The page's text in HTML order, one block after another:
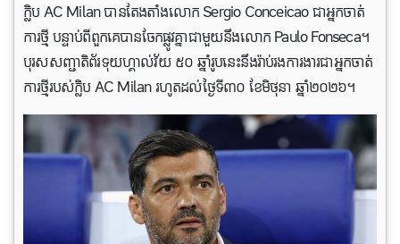
ក្លិប AC Milan បានតែងតាំងលោក Sergio Conceicao ជាអ្នកចាត់
ការថ្មី បន្ទាប់ពីពួកគេបានចែកផ្លូវគ្នាជាមួយនឹងលោក Paulo Fonseca។
បុរសសញ្ជាតិព័រទុយហ្គាល់វ័យ ៥០ ឆ្នាំរូបនេះនឹងរ៉ាប់រងការងារជាអ្នកចាត់
ការថ្មីរបស់ក្លិប AC Milan រហូតដល់ថ្ងៃទី៣០ ខែមិថុនា ឆ្នាំ២០២៦។